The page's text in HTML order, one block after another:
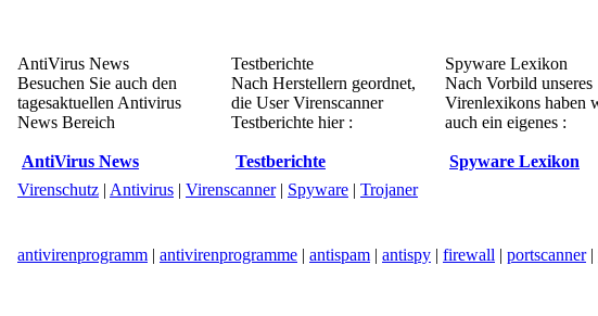
AntiVirus News
Besuchen Sie auch den
tagesaktuellen Antivirus
News Bereich
AntiVirus News
Testberichte
Nach Herstellern geordnet,
die User Virenscanner
Testberichte hier :
Testberichte
Spyware Lexikon
Nach Vorbild unseres
Virenlexikons haben
auch ein eigenes :
Spyware Lexikon
Virenschutz | Antivirus | Virenscanner| Spyware | Trojaner
antivirenprogramm | antivirenprogramme | antispam | antispy | firewall | portscanner|